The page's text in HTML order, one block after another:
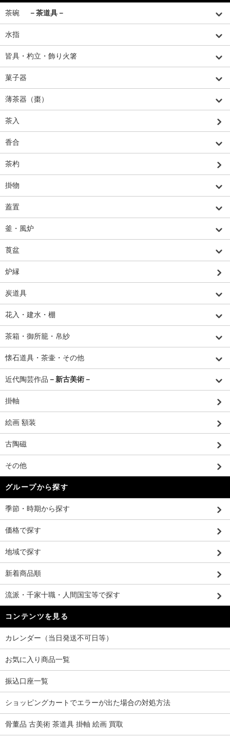
茶碗 －茶道具－
水指
皆具・杓立・飾り火箸
菓子器
薄茶器（棗）
茶入
香合
茶杓
掛物
蓋置
釜・風炉
莨盆
炉縁
炭道具
花入・建水・棚
茶箱・御所籠・帛紗
懐石道具・茶壷・その他
近代陶芸作品 －新古美術－
掛軸
絵画 額装
古陶磁
その他
グループから探す
季節・時期から探す
価格で探す
地域で探す
新着商品順
流派・千家十職・人間国宝等で探す
コンテンツを見る
カレンダー（当日発送不可日等）
お気に入り商品一覧
振込口座一覧
ショッピングカートでエラーが出た場合の対処方法
骨董品 古美術 茶道具 掛軸 絵画 買取